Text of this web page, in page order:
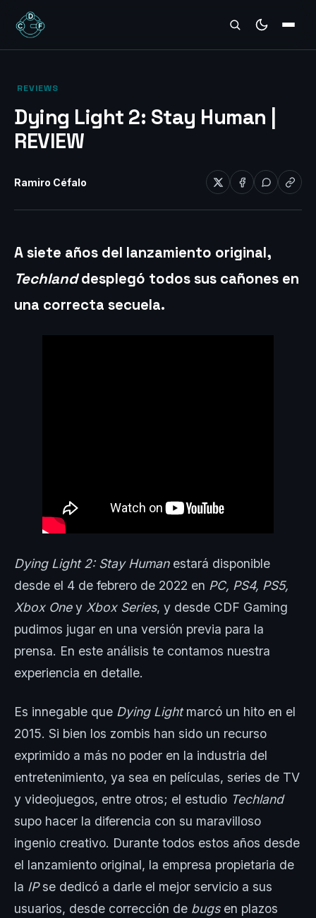
REVIEWS
‎ REVIEWS‎
Dying Light 2: Stay Human |
REVIEW
Ramiro Céfalo
A siete años del lanzamiento original,
Techlanddesplegó todos sus cañones en
una correcta secuela.
Dying Light 2: Stay Humanestará disponible
desde el 4 de febrero de 2022 en PC, PS4, PS5,
Xbox Oney Xbox Series, y desde CDF Gaming
pudimos jugar en una versión previa para la
prensa. En este análisis te contamos nuestra
experiencia en detalle.
Es innegable que Dying Lightmarcó un hito en el
2015. Si bien los zombis han sido un recurso
exprimido a más no poder en la industria del
entretenimiento, ya sea en películas, series de TV
y videojuegos, entre otros; el estudio Techland
supo hacer la diferencia con su maravilloso
ingenio creativo. Durante todos estos años desde
el lanzamiento original, la empresa propietaria de
la IPse dedicó a darle el mejor servicio a sus
usuarios, desde corrección de bugs en plazos